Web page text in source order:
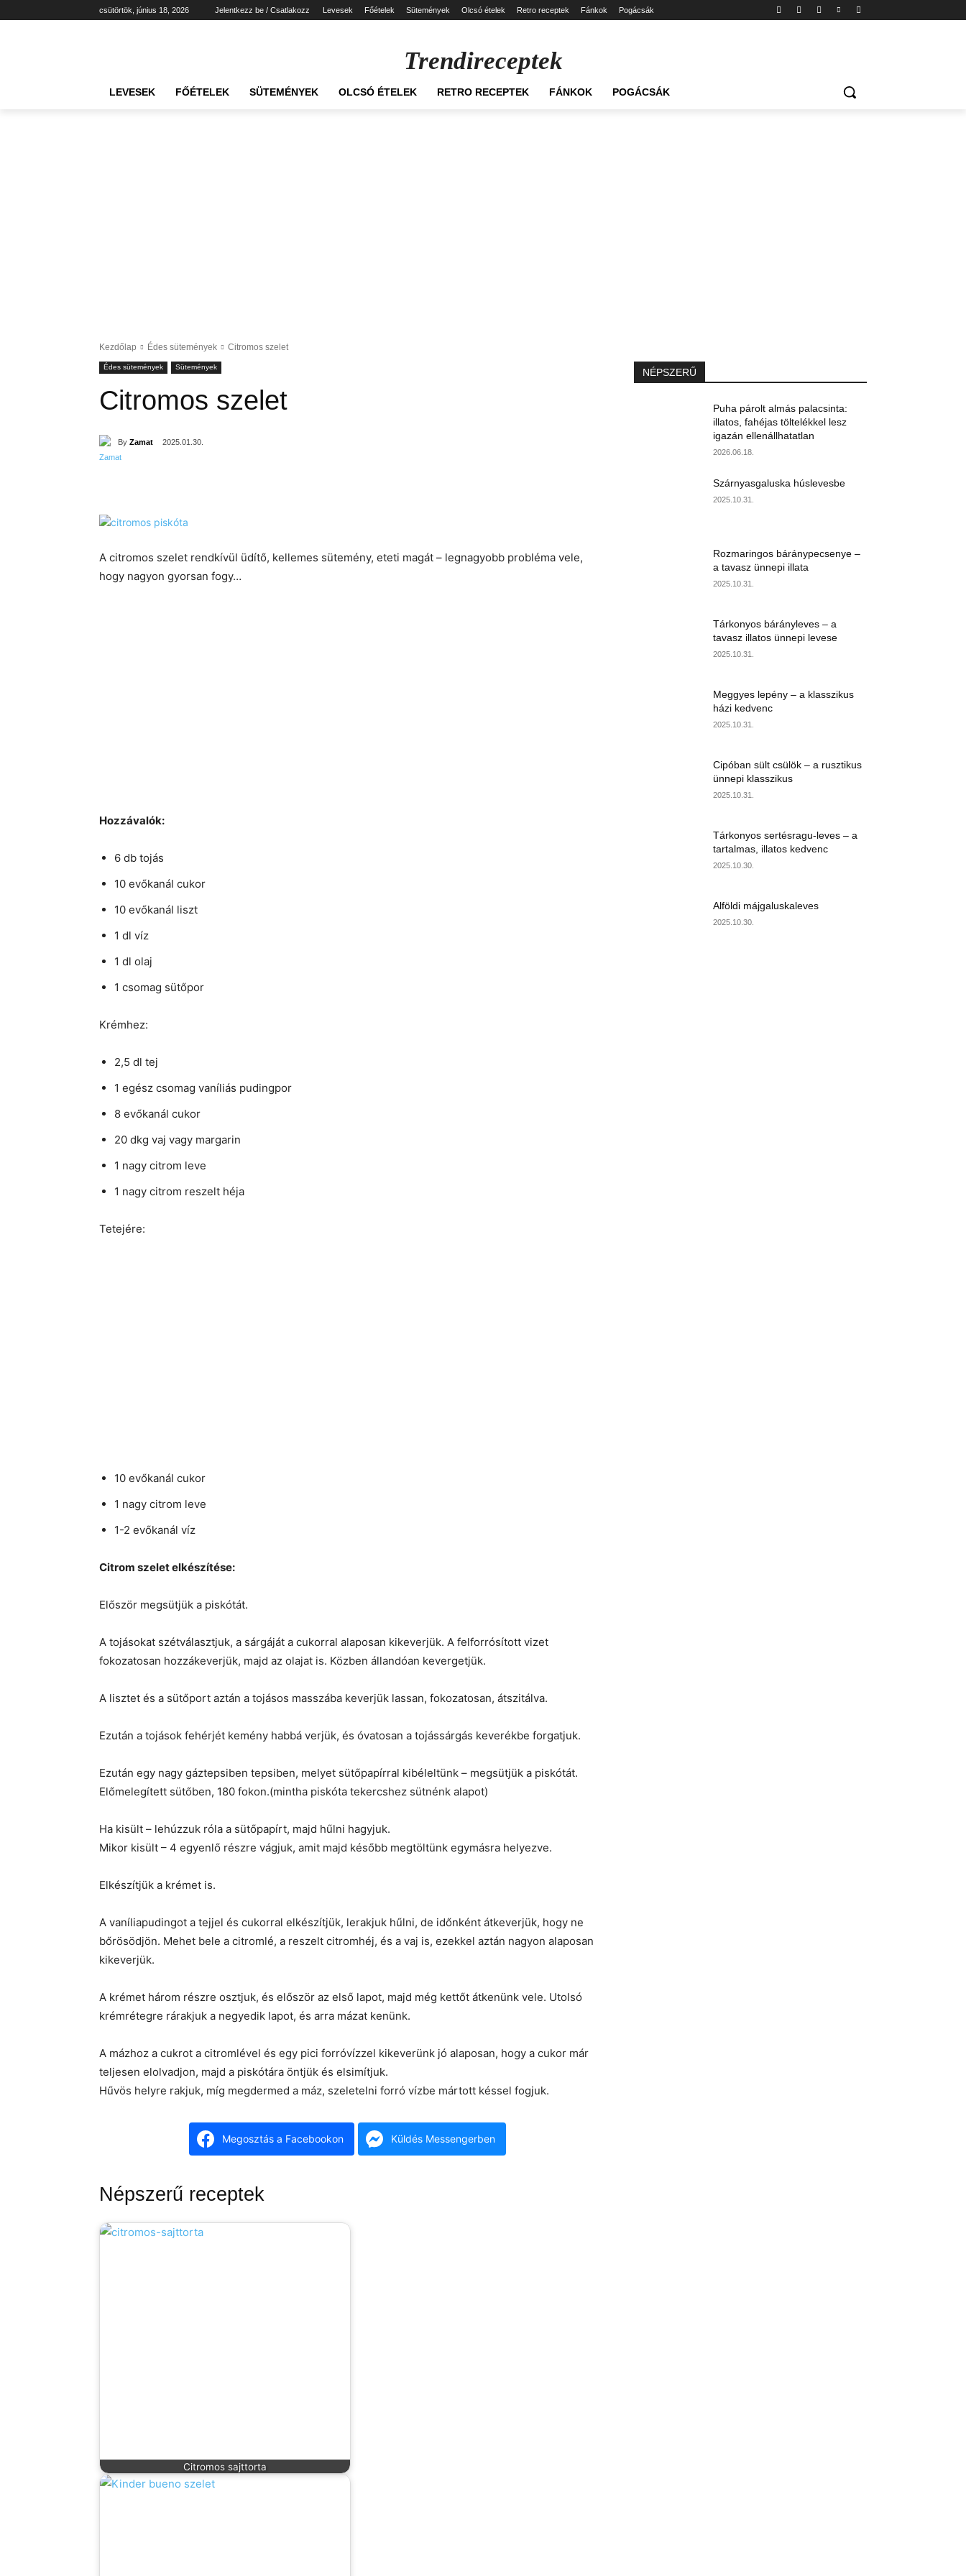
csütörtök, június 18, 2026 Jelentkezz be / Csatlakozz Levesek Főételek Sütemények Olcsó ételek Retro receptek Fánkok Pogácsák
Trendireceptek
LEVESEK FŐÉTELEK SÜTEMÉNYEK OLCSÓ ÉTELEK RETRO RECEPTEK FÁNKOK POGÁCSÁK
Kezdőlap Édes sütemények Citromos szelet
Édes sütemények Sütemények
Citromos szelet
By Zamat 2025.01.30.
A citromos szelet rendkívül üdítő, kellemes sütemény, eteti magát – legnagyobb probléma vele,
hogy nagyon gyorsan fogy…
Hozzávalók:
6 db tojás
10 evőkanál cukor
10 evőkanál liszt
1 dl víz
1 dl olaj
1 csomag sütőpor
Krémhez:
2,5 dl tej
1 egész csomag vaníliás pudingpor
8 evőkanál cukor
20 dkg vaj vagy margarin
1 nagy citrom leve
1 nagy citrom reszelt héja
Tetejére:
10 evőkanál cukor
1 nagy citrom leve
1-2 evőkanál víz
Citrom szelet elkészítése:
Először megsütjük a piskótát.
A tojásokat szétválasztjuk, a sárgáját a cukorral alaposan kikeverjük. A felforrósított vizet
fokozatosan hozzákeverjük, majd az olajat is. Közben állandóan kevergetjük.
A lisztet és a sütőport aztán a tojásos masszába keverjük lassan, fokozatosan, átszitálva.
Ezután a tojások fehérjét kemény habbá verjük, és óvatosan a tojássárgás keverékbe forgatjuk.
Ezután egy nagy gáztepsiben tepsiben, melyet sütőpapírral kibéleltünk – megsütjük a piskótát.
Előmelegített sütőben, 180 fokon.(mintha piskóta tekercshez sütnénk alapot)
Ha kisült – lehúzzuk róla a sütőpapírt, majd hűlni hagyjuk.
Mikor kisült – 4 egyenlő részre vágjuk, amit majd később megtöltünk egymásra helyezve.
Elkészítjük a krémet is.
A vaníliapudingot a tejjel és cukorral elkészítjük, lerakjuk hűlni, de időnként átkeverjük, hogy ne
bőrösödjön. Mehet bele a citromlé, a reszelt citromhéj, és a vaj is, ezekkel aztán nagyon alaposan
kikeverjük.
A krémet három részre osztjuk, és először az első lapot, majd még kettőt átkenünk vele. Utolsó
krémrétegre rárakjuk a negyedik lapot, és arra mázat kenünk.
A mázhoz a cukrot a citromlével és egy pici forróvízzel kikeverünk jó alaposan, hogy a cukor már
teljesen elolvadjon, majd a piskótára öntjük és elsimítjuk.
Hűvös helyre rakjuk, míg megdermed a máz, szeletelni forró vízbe mártott késsel fogjuk.
Megosztás a Facebookon Küldés Messengerben
Népszerű receptek
Citromos sajttorta
NÉPSZERŰ
Puha párolt almás palacsinta:
illatos, fahéjas töltelékkel lesz
igazán ellenállhatatlan
2026.06.18.
Szárnyasgaluska húslevesbe
2025.10.31.
Rozmaringos báránypecsenye –
a tavasz ünnepi illata
2025.10.31.
Tárkonyos bárányleves – a
tavasz illatos ünnepi levese
2025.10.31.
Meggyes lepény – a klasszikus
házi kedvenc
2025.10.31.
Cipóban sült csülök – a rusztikus
ünnepi klasszikus
2025.10.31.
Tárkonyos sertésragu-leves – a
tartalmas, illatos kedvenc
2025.10.30.
Alföldi májgaluskaleves
2025.10.30.